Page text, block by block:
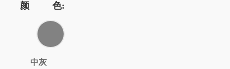
颜 色:
中灰